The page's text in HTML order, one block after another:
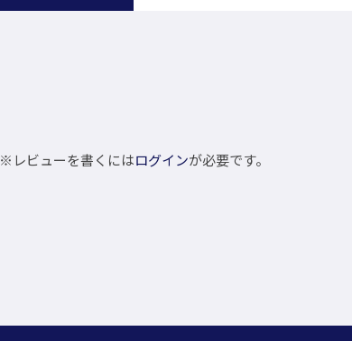
※レビューを書くにはログインが必要です。